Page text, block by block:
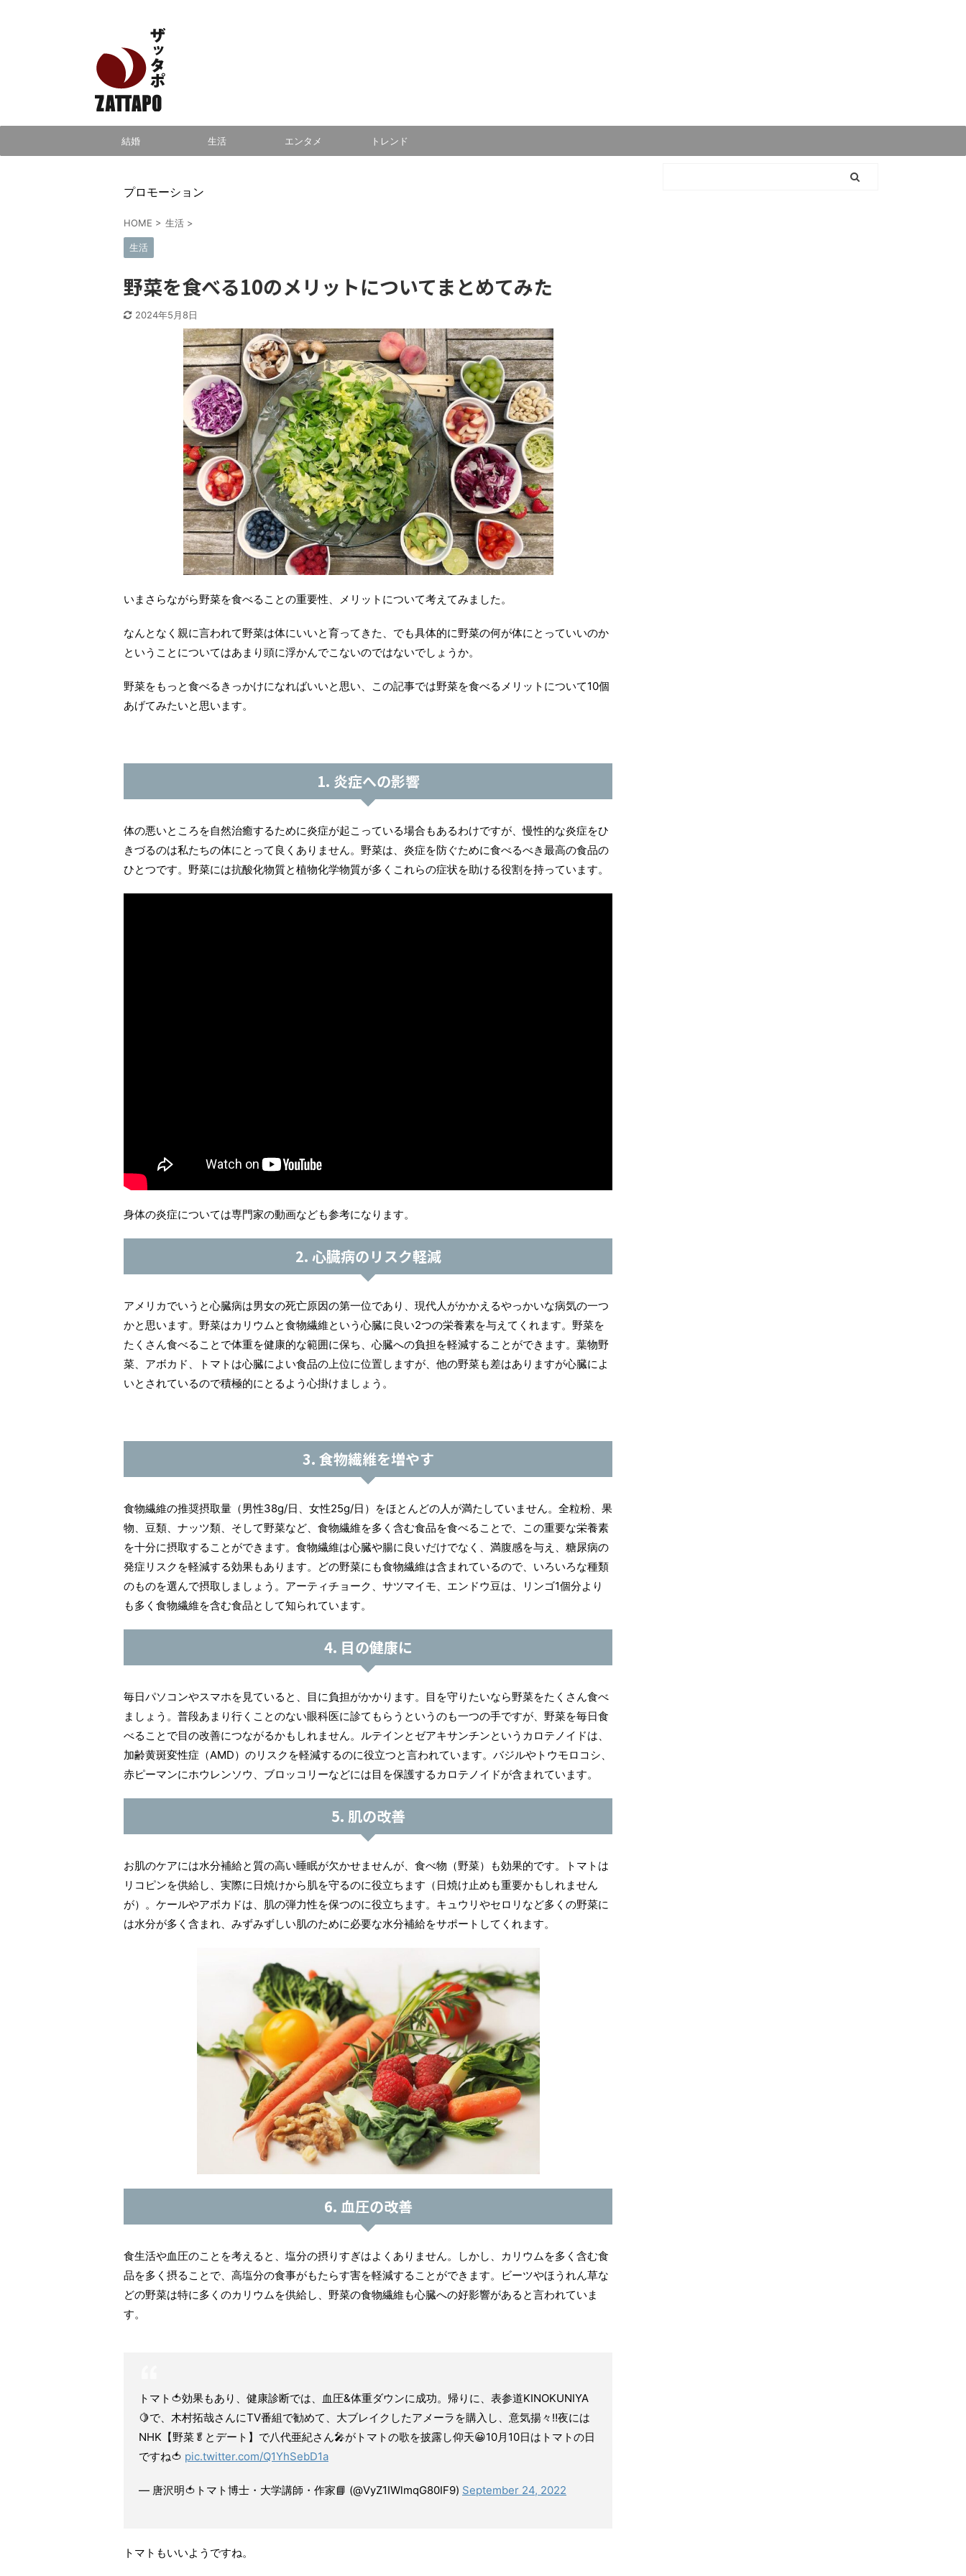
結婚 生活 エンタメ トレンド
プロモーション
HOME > 生活 >
生活
野菜を食べる10のメリットについてまとめてみた
2024年5月8日
いまさらながら野菜を食べることの重要性、メリットについて考えてみました。
なんとなく親に言われて野菜は体にいいと育ってきた、でも具体的に野菜の何が体にとっていいのか
ということについてはあまり頭に浮かんでこないのではないでしょうか。
野菜をもっと食べるきっかけになればいいと思い、この記事では野菜を食べるメリットについて10個
あげてみたいと思います。
1. 炎症への影響
体の悪いところを自然治癒するために炎症が起こっている場合もあるわけですが、慢性的な炎症をひ
きづるのは私たちの体にとって良くありません。野菜は、炎症を防ぐために食べるべき最高の食品の
ひとつです。野菜には抗酸化物質と植物化学物質が多くこれらの症状を助ける役割を持っています。
身体の炎症については専門家の動画なども参考になります。
2. 心臓病のリスク軽減
アメリカでいうと心臓病は男女の死亡原因の第一位であり、現代人がかかえるやっかいな病気の一つ
かと思います。野菜はカリウムと食物繊維という心臓に良い2つの栄養素を与えてくれます。野菜を
たくさん食べることで体重を健康的な範囲に保ち、心臓への負担を軽減することができます。葉物野
菜、アボカド、トマトは心臓によい食品の上位に位置しますが、他の野菜も差はありますが心臓によ
いとされているので積極的にとるよう心掛けましょう。
3. 食物繊維を増やす
食物繊維の推奨摂取量（男性38g/日、女性25g/日）をほとんどの人が満たしていません。全粒粉、果
物、豆類、ナッツ類、そして野菜など、食物繊維を多く含む食品を食べることで、この重要な栄養素
を十分に摂取することができます。食物繊維は心臓や腸に良いだけでなく、満腹感を与え、糖尿病の
発症リスクを軽減する効果もあります。どの野菜にも食物繊維は含まれているので、いろいろな種類
のものを選んで摂取しましょう。アーティチョーク、サツマイモ、エンドウ豆は、リンゴ1個分より
も多く食物繊維を含む食品として知られています。
4. 目の健康に
毎日パソコンやスマホを見ていると、目に負担がかかります。目を守りたいなら野菜をたくさん食べ
ましょう。普段あまり行くことのない眼科医に診てもらうというのも一つの手ですが、野菜を毎日食
べることで目の改善につながるかもしれません。ルテインとゼアキサンチンというカロテノイドは、
加齢黄斑変性症（AMD）のリスクを軽減するのに役立つと言われています。バジルやトウモロコシ、
赤ピーマンにホウレンソウ、ブロッコリーなどには目を保護するカロテノイドが含まれています。
5. 肌の改善
お肌のケアには水分補給と質の高い睡眠が欠かせませんが、食べ物（野菜）も効果的です。トマトは
リコピンを供給し、実際に日焼けから肌を守るのに役立ちます（日焼け止めも重要かもしれません
が）。ケールやアボカドは、肌の弾力性を保つのに役立ちます。キュウリやセロリなど多くの野菜に
は水分が多く含まれ、みずみずしい肌のために必要な水分補給をサポートしてくれます。
6. 血圧の改善
食生活や血圧のことを考えると、塩分の摂りすぎはよくありません。しかし、カリウムを多く含む食
品を多く摂ることで、高塩分の食事がもたらす害を軽減することができます。ビーツやほうれん草な
どの野菜は特に多くのカリウムを供給し、野菜の食物繊維も心臓への好影響があると言われていま
す。
🍋で、木村拓哉さんにTV番組で勧めて、大ブレイクしたアメーラを購入し、意気揚々‼️夜には
NHK【野菜🥬とデート】で八代亜紀さん🎤がトマトの歌を披露し仰天😀10月10日はトマトの日
ですね🍅pic.twitter.com/Q1YhSebD1a